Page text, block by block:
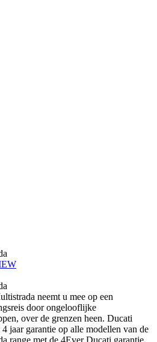
neemt u mee op een
door ongelooflijke
over de grenzen heen. Ducati
jaar garantie op alle modellen van de
range met de 4Ever Ducati garantie.